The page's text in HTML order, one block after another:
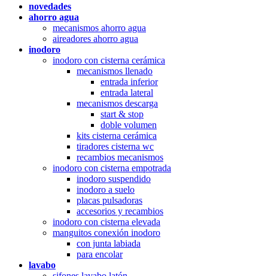
novedades
ahorro agua
mecanismos ahorro agua
aireadores ahorro agua
inodoro
inodoro con cisterna cerámica
mecanismos llenado
entrada inferior
entrada lateral
mecanismos descarga
start & stop
doble volumen
kits cisterna cerámica
tiradores cisterna wc
recambios mecanismos
inodoro con cisterna empotrada
inodoro suspendido
inodoro a suelo
placas pulsadoras
accesorios y recambios
inodoro con cisterna elevada
manguitos conexión inodoro
con junta labiada
para encolar
lavabo